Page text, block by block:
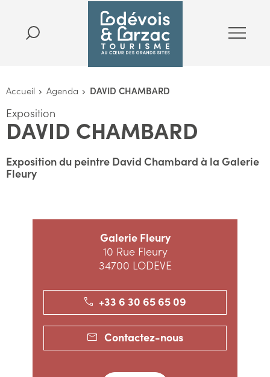
Accueil Agenda DAVID CHAMBARD
Exposition
DAVID CHAMBARD
Exposition du peintre David Chambard à la Galerie
Fleury
Galerie Fleury
10 Rue Fleury
34700 LODEVE
+33 6 30 65 65 09
Contactez-nous